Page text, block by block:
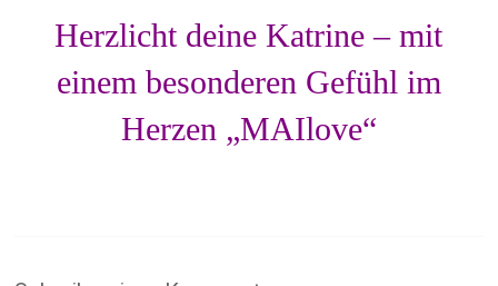
Herzlicht deine Katrine – mit
einem besonderen Gefühl im
Herzen „MAIlove“